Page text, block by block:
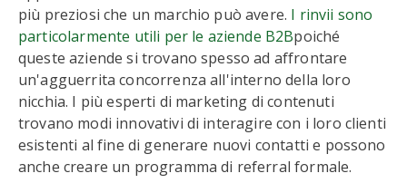
più preziosi che un marchio può avere. I rinvii sono
particolarmente utili per le aziende B2Bpoiché
queste aziende si trovano spesso ad affrontare
un'agguerrita concorrenza all'interno della loro
nicchia. I più esperti di marketing di contenuti
trovano modi innovativi di interagire con i loro clienti
esistenti al fine di generare nuovi contatti e possono
anche creare un programma di referral formale.